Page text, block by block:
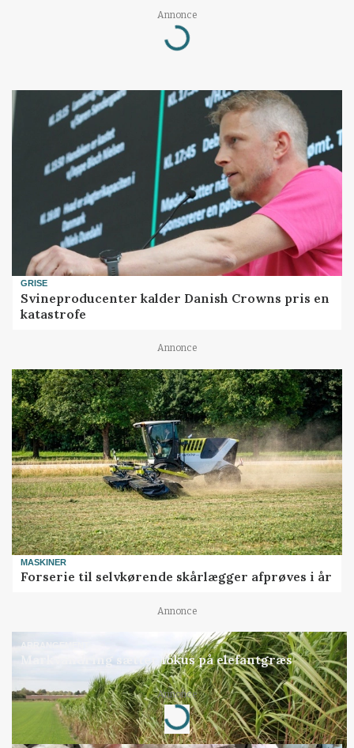
Annonce
Loading...
GRISE
Svineproducenter kalder Danish Crowns pris en
katastrofe
Annonce
MASKINER
Forserie til selvkørende skårlægger afprøves i år
Annonce
ARRANGEMENT
Markvandring sætter fokus på elefantgræs
Annonce
Loading...